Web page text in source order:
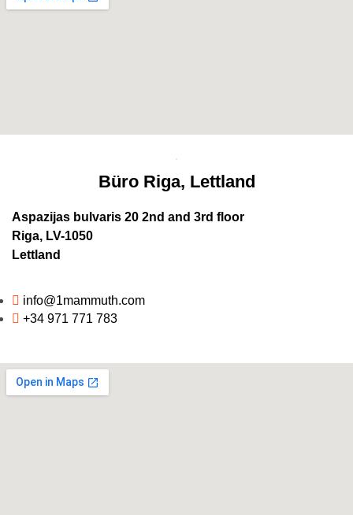
Büro Riga, Lettland
Aspazijas bulvaris 20 2nd and 3rd floor
Riga, LV-1050
Lettland
info@1mammuth.com
+34 971 771 783